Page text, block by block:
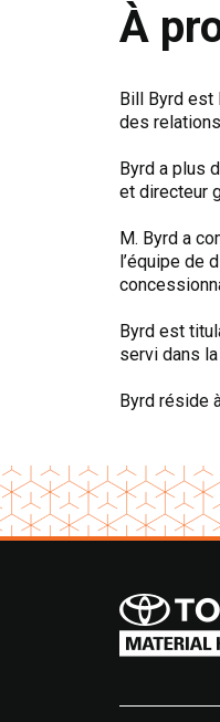
À
Bill Byrd est
des
Byrd a plus
et directeur
M. Byrd a
l’équipe de
Byrd est
servi dans
Byrd réside